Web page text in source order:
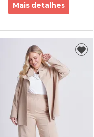
Mais detalhes